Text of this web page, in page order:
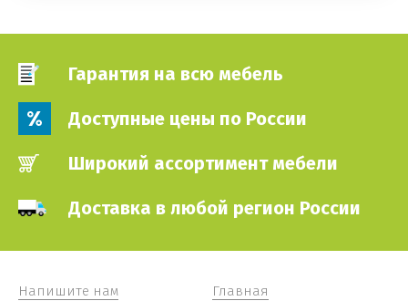
Гарантия на всю мебель
Доступные цены по России
Широкий ассортимент мебели
Доставка в любой регион России
Напишите нам
Главная